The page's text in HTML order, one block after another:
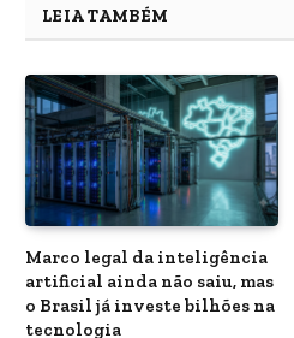
LEIA TAMBÉM
Marco legal da inteligência
artificial ainda não saiu, mas
o Brasil já investe bilhões na
tecnologia